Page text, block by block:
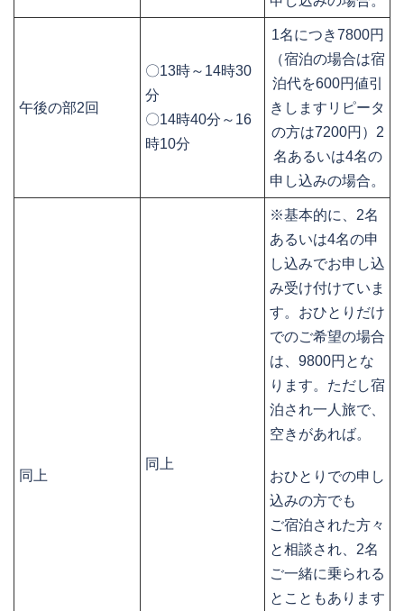
午後の部2回
〇13時～14時30
分
〇14時40分～16
時10分
1名につき7800円
（宿泊の場合は宿
泊代を600円値引
きしますリピータ
の方は7200円）2
名あるいは4名の
申し込みの場合。
同上
同上
※基本的に、2名
あるいは4名の申
し込みでお申し込
み受け付けていま
す。おひとりだけ
でのご希望の場合
は、9800円とな
ります。ただし宿
泊され一人旅で、
空きがあれば。
おひとりでの申し
込みの方でも
ご宿泊された方々
と相談され、2名
ご一緒に乗られる
とこともあります